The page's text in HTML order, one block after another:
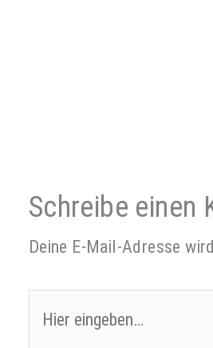
Schreibe einen
Deine E-Mail-Adresse
eingeben…